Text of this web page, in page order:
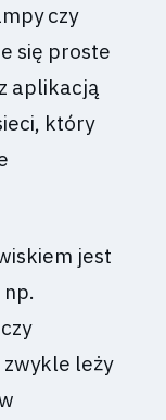
czy
się proste
aplikacją
który
jest
leży